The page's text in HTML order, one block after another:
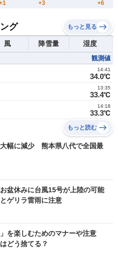
グ もっと見る
風 降雪量 湿度
観測値
34.0℃
14:41
33.4℃
13:35
33.3℃
14:18
もっと読む
幅に減少 熊本県八代で全国最
盆休みに台風15号が上陸の可能
ゲリラ雷雨に注意
」を楽しむためのマナーや注意
どう捨てる？